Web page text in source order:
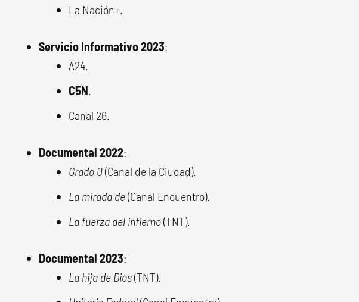
La Nación+.
Servicio Informativo 2023:
A24.
C5N.
Canal 26.
Documental 2022:
Grado 0(Canal de la Ciudad).
La mirada de(Canal Encuentro).
La fuerza del infierno(TNT).
Documental 2023:
La hija de Dios(TNT).